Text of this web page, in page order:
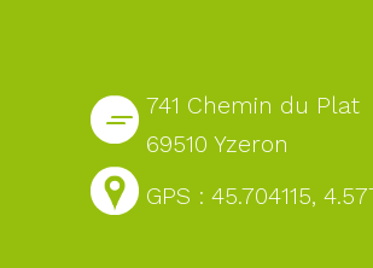
741 Chemin du Plat
69510 Yzeron
GPS : 45.704115,